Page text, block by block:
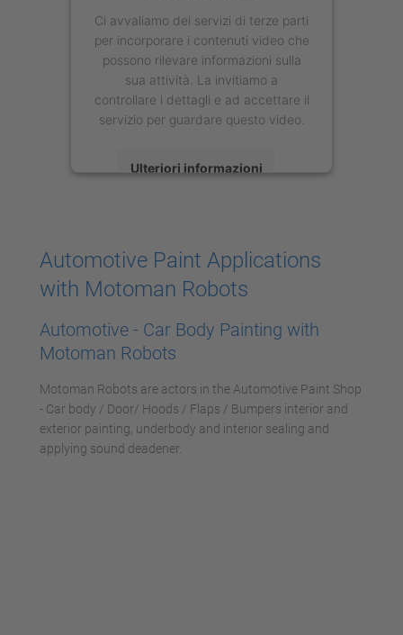
Ci avvaliamo dei servizi di terze parti
per incorporare i contenuti video che
possono rilevare informazioni sulla
sua attività. La invitiamo a
controllare i dettagli e ad accettare il
servizio per guardare questo video.
Ulteriori informazioni
Management Platform
Automotive Paint Applications
with Motoman Robots
Automotive - Car Body Painting with
Motoman Robots
Motoman Robots are actors in the Automotive Paint Shop
- Car body / Door/ Hoods / Flaps / Bumpers interior and
exterior painting, underbody and interior sealing and
applying sound deadener.